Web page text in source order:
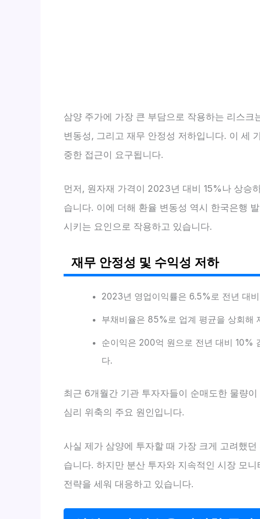
삼양 주가에 가장 큰 부담으로 작용하는 리스크
변동성, 그리고 재무 안정성 저하입니다. 이 세
중한 접근이 요구됩니다.
먼저, 원자재 가격이 2023년 대비 15%나 상승
습니다. 이에 더해 환율 변동성 역시 한국은행
시키는 요인으로 작용하고 있습니다.
재무 안정성 및 수익성 저하
2023년 영업이익률은 6.5%로 전년 대
부채비율은 85%로 업계 평균을 상회해
순이익은 200억 원으로 전년 대비 10%
다.
최근 6개월간 기관 투자자들이 순매도한 물량
심리 위축의 주요 원인입니다.
사실 제가 삼양에 투자할 때 가장 크게 고려했
습니다. 하지만 분산 투자와 지속적인 시장 모
전략을 세워 대응하고 있습니다.